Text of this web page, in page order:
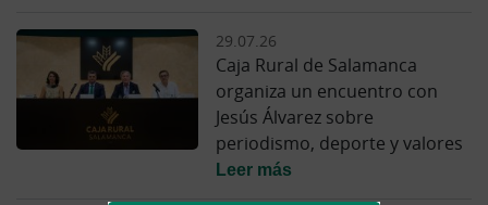
29.07.26
Caja Rural de Salamanca
organiza un encuentro con
Jesús Álvarez sobre
periodismo, deporte y valores
Leer más